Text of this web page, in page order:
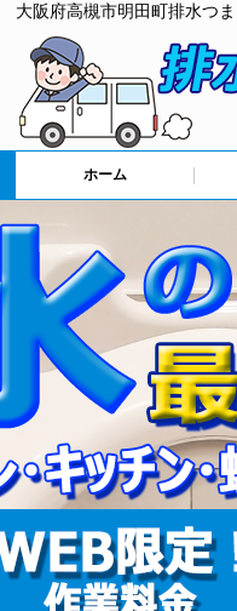
大阪府高槻市明田町排水つ
ホーム